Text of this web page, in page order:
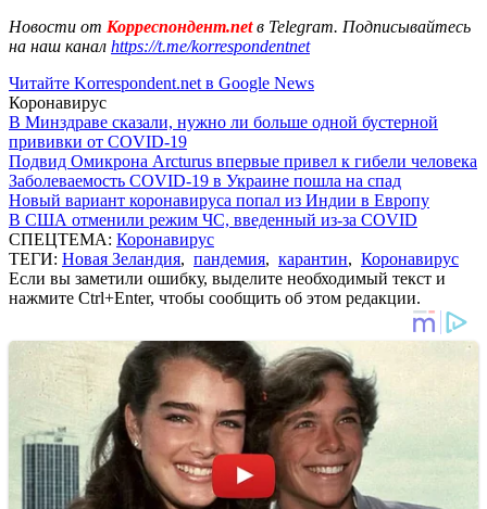
Новости от Корреспондент.netв Telegram. Подписывайтесь
на наш канал https://t.me/korrespondentnet
Читайте Korrespondent.net в Google News
Коронавирус
В Минздраве сказали, нужно ли больше одной бустерной
прививки от COVID-19
Подвид Омикрона Arcturus впервые привел к гибели человека
Заболеваемость COVID-19 в Украине пошла на спад
Новый вариант коронавируса попал из Индии в Европу
В США отменили режим ЧС, введенный из-за COVID
СПЕЦТЕМА: Коронавирус
ТЕГИ: Новая Зеландия, пандемия, карантин, Коронавирус
Если вы заметили ошибку, выделите необходимый текст и
нажмите Ctrl+Enter, чтобы сообщить об этом редакции.